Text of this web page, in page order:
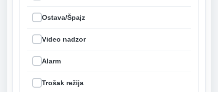
Ostava/Špajz
Video nadzor
Alarm
Trošak režija